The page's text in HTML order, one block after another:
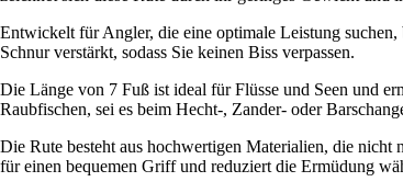
Entwickelt für Angler, die eine optimale Leistung
Schnur verstärkt, sodass Sie keinen Biss verpassen.
Die Länge von 7 Fuß ist ideal für Flüsse und Seen und
Raubfischen, sei es beim Hecht-, Zander- oder
Die Rute besteht aus hochwertigen Materialien, die nicht
für einen bequemen Griff und reduziert die Ermüdung